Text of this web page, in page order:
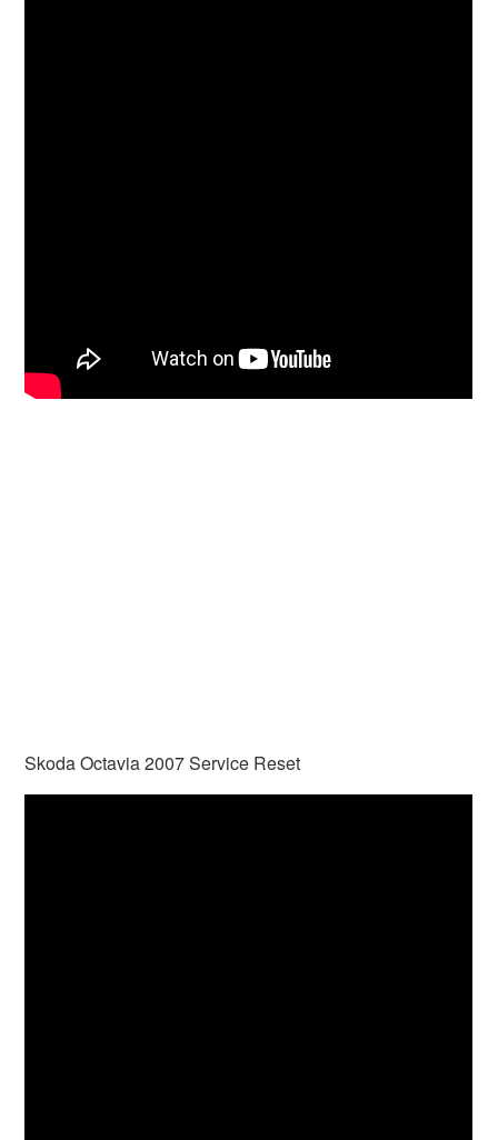
Skoda Octavia 2007 Service Reset